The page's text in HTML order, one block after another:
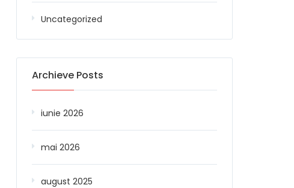
Uncategorized
Archieve Posts
iunie 2026
mai 2026
august 2025